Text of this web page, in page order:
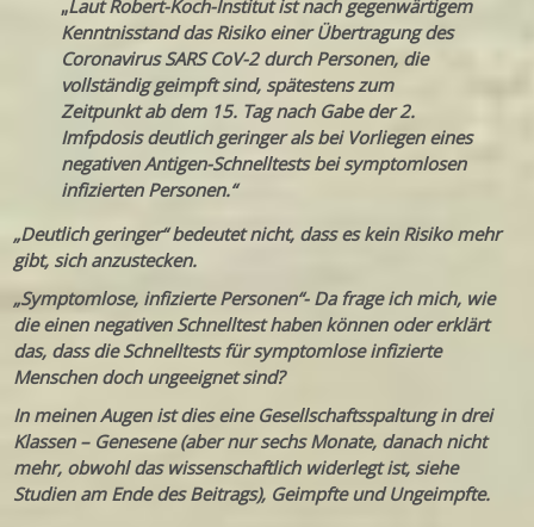
„Laut Robert-Koch-Institut ist nach gegenwärtigem
Kenntnisstand das Risiko einer Übertragung des
Coronavirus SARS CoV-2 durch Personen, die
vollständig geimpft sind, spätestens zum
Zeitpunkt ab dem 15. Tag nach Gabe der 2.
Imfpdosis deutlich geringer als bei Vorliegen eines
negativen Antigen-Schnelltests bei symptomlosen
infizierten Personen.“
„Deutlich geringer“ bedeutet nicht, dass es kein Risiko mehr
gibt, sich anzustecken.
„Symptomlose, infizierte Personen“- Da frage ich mich, wie
die einen negativen Schnelltest haben können oder erklärt
das, dass die Schnelltests für symptomlose infizierte
Menschen doch ungeeignet sind?
In meinen Augen ist dies eine Gesellschaftsspaltung in drei
Klassen – Genesene (aber nur sechs Monate, danach nicht
mehr, obwohl das wissenschaftlich widerlegt ist, siehe
Studien am Ende des Beitrags), Geimpfte und Ungeimpfte.